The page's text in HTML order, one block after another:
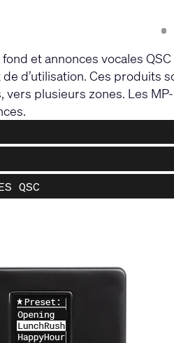
1
et annonces vocales
d’utilisation. Ces produits
vers plusieurs zones. Les
QSC